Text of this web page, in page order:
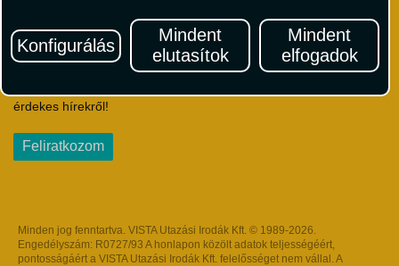
Konfigurálás
Mindent
elutasítok
Mindent
elfogadok
Hírlevél
Iratkozzon fel Magyarország egyik legszínesebb utazási
érdekes hírekről!
Feliratkozom
Minden jog fenntartva. VISTA Utazási Irodák Kft. © 1989-2026.
Engedélyszám: R0727/93 A honlapon közölt adatok teljességéért,
pontosságáért a VISTA Utazási Irodák Kft. felelősséget nem vállal. A